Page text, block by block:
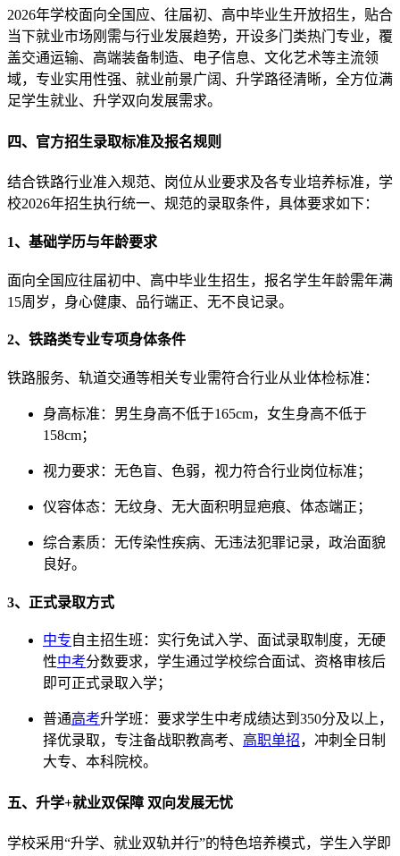
2026年学校面向全国应、往届初、高中毕业生开放招生，贴合
当下就业市场刚需与行业发展趋势，开设多门类热门专业，覆
盖交通运输、高端装备制造、电子信息、文化艺术等主流领
域，专业实用性强、就业前景广阔、升学路径清晰，全方位满
足学生就业、升学双向发展需求。
四、官方招生录取标准及报名规则
结合铁路行业准入规范、岗位从业要求及各专业培养标准，学
校2026年招生执行统一、规范的录取条件，具体要求如下：
1、基础学历与年龄要求
面向全国应往届初中、高中毕业生招生，报名学生年龄需年满
15周岁，身心健康、品行端正、无不良记录。
2、铁路类专业专项身体条件
铁路服务、轨道交通等相关专业需符合行业从业体检标准：
身高标准：男生身高不低于165cm，女生身高不低于
158cm；
视力要求：无色盲、色弱，视力符合行业岗位标准；
仪容体态：无纹身、无大面积明显疤痕、体态端正；
综合素质：无传染性疾病、无违法犯罪记录，政治面貌
良好。
3、正式录取方式
中专自主招生班：实行免试入学、面试录取制度，无硬
性中考分数要求，学生通过学校综合面试、资格审核后
即可正式录取入学；
普通高考升学班：要求学生中考成绩达到350分及以上，
择优录取，专注备战职教高考、 高职单招，冲刺全日制
大专、本科院校。
五、升学+就业双保障 双向发展无忧
学校采用“升学、就业双轨并行”的特色培养模式，学生入学即